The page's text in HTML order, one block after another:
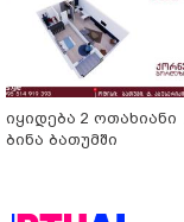
იყიდება 2 ოთახიანი
ბინა ბათუმში